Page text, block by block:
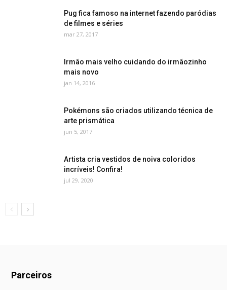
Pug fica famoso na internet fazendo paródias
de filmes e séries
mar 27, 2017
Irmão mais velho cuidando do irmãozinho
mais novo
jan 14, 2016
Pokémons são criados utilizando técnica de
arte prismática
jun 5, 2017
Artista cria vestidos de noiva coloridos
incríveis! Confira!
jul 29, 2020
Parceiros